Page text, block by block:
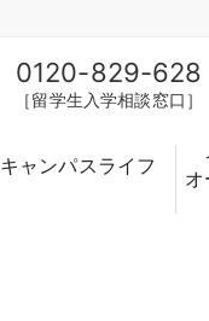
0120-829-628
［留学生入学相談窓口］
キャンパスライフ